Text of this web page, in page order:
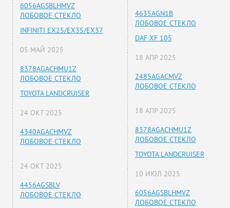
6056AGSBLHMVZ
ЛОБОВОЕ СТЕКЛО
INFINITI EX25/EX35/EX37
05 МАЙ 2025
8378AGACHMU1Z
ЛОБОВОЕ СТЕКЛО
TOYOTA LANDCRUISER
24 ОКТ 2025
4340AGACHMVZ
ЛОБОВОЕ СТЕКЛО
24 ОКТ 2025
4456AGSBLV
ЛОБОВОЕ СТЕКЛО
4635AGN1B
ЛОБОВОЕ СТЕКЛО
DAF XF 105
18 АПР 2025
2485AGACMVZ
ЛОБОВОЕ СТЕКЛО
18 АПР 2025
8378AGACHMU1Z
ЛОБОВОЕ СТЕКЛО
TOYOTA LANDCRUISER
10 ИЮЛ 2025
6056AGSBLHMVZ
ЛОБОВОЕ СТЕКЛО